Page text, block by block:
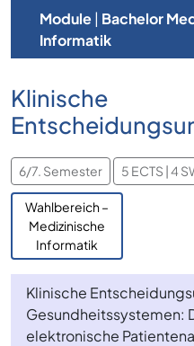
Module| Bachelor
Informatik
Klinische
6/7. Semester 5 ECTS | 4
Wahlbereich –
Medizinische
Informatik
Klinische
Gesundheitssystemen:
elektronische